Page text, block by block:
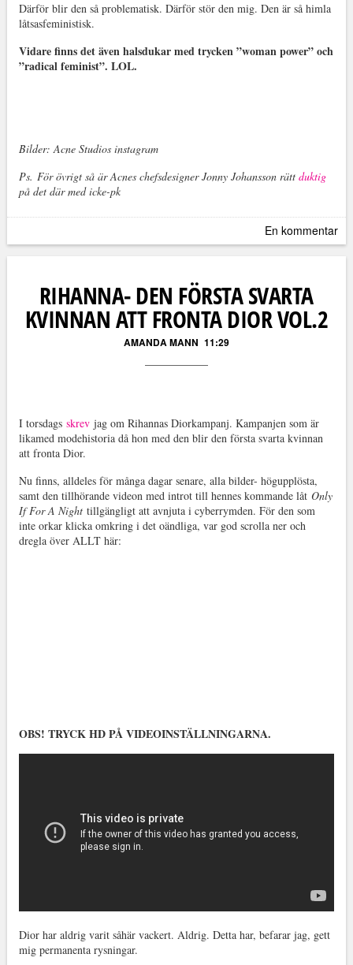
Därför blir den så problematisk. Därför stör den mig. Den är så himla
låtsasfeministisk.
Vidare finns det även halsdukar med trycken ”woman power” och
”radical feminist”. LOL.
Bilder: Acne Studios instagram
Ps. För övrigt så är Acnes chefsdesigner Jonny Johansson rätt duktig
på det där med icke-pk
En kommentar
RIHANNA- DEN FÖRSTA SVARTA
KVINNAN ATT FRONTA DIOR VOL.2
AMANDA MANN 11:29
I torsdags skrevjag om Rihannas Diorkampanj. Kampanjen som är
likamed modehistoria då hon med den blir den första svarta kvinnan
att fronta Dior.
Nu finns, alldeles för många dagar senare, alla bilder- högupplösta,
samt den tillhörande videon med introt till hennes kommande låt Only
If For A Night tillgängligt att avnjuta i cyberrymden. För den som
inte orkar klicka omkring i det oändliga, var god scrolla ner och
dregla över ALLT här:
OBS! TRYCK HD PÅ VIDEOINSTÄLLNINGARNA.
Dior har aldrig varit såhär vackert. Aldrig. Detta har, befarar jag, gett
mig permanenta rysningar.